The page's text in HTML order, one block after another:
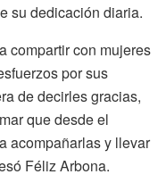
su dedicación diaria.
compartir con mujeres
por sus
de decirles gracias,
que desde el
acompañarlas y llevar
Féliz Arbona.